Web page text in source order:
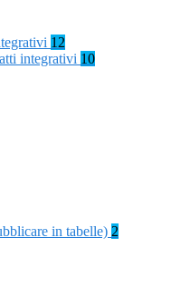
12
integrativi 10
in tabelle) 2